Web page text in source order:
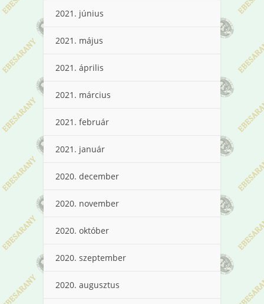
2021. június
2021. május
2021. április
2021. március
2021. február
2021. január
2020. december
2020. november
2020. október
2020. szeptember
2020. augusztus